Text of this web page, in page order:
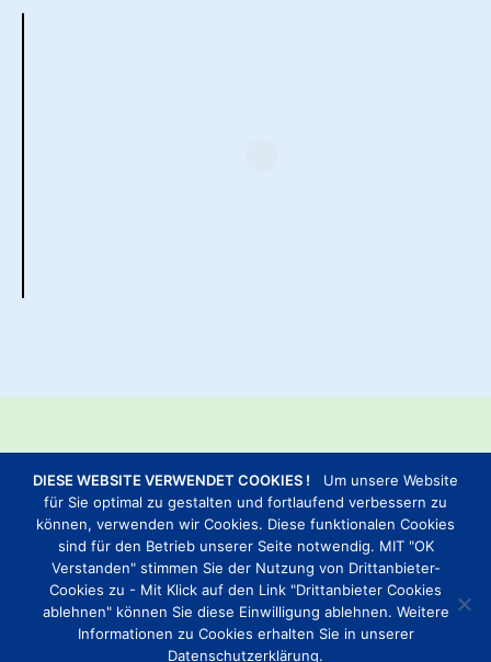
KONTAKTDATEN
TELEFON: 0202 – 27 21 101
POST@NORDEN-NORDDEICH-FERIENHAUS.DE
DIESE WEBSITE VERWENDET COOKIES ! Um unsere Website
für Sie optimal zu gestalten und fortlaufend verbessern zu
können, verwenden wir Cookies. Diese funktionalen Cookies
sind für den Betrieb unserer Seite notwendig. MIT "OK
Verstanden" stimmen Sie der Nutzung von Drittanbieter-
Cookies zu - Mit Klick auf den Link "Drittanbieter Cookies
ablehnen" können Sie diese Einwilligung ablehnen. Weitere
Informationen zu Cookies erhalten Sie in unserer
Datenschutzerklärung.